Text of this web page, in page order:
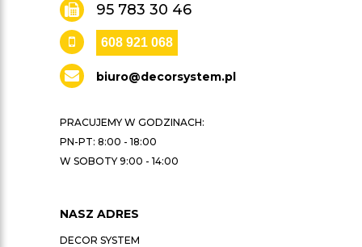
95 783 30 46
608 921 068
biuro@decorsystem.pl
PRACUJEMY W GODZINACH:
PN-PT: 8:00 - 18:00
W SOBOTY 9:00 - 14:00
NASZ ADRES
DECOR SYSTEM